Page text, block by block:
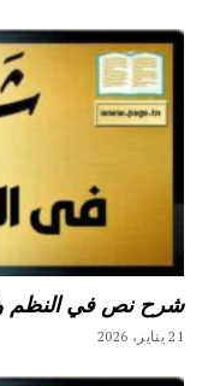
شرح نص في النظم
21 يناير، 2026